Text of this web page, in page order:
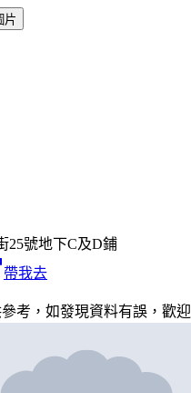
片
25號地下C及D鋪
帶我去
考，如發現資料有誤，歡迎